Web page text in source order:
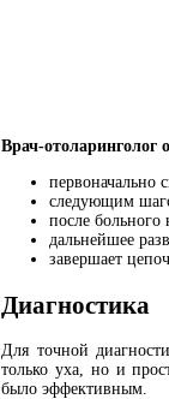
Врач-отоларинголог
первоначально
следующим
после больного
дальнейшее
завершает
Диагностика
Для точной
только уха, но и
было эффективным.